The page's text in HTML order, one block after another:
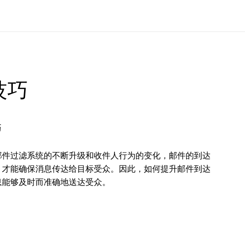
巧
过滤系统的不断升级和收件人行为的变化，邮件的到达
能确保消息传达给目标受众。因此，如何提升邮件到达
够及时而准确地送达受众。